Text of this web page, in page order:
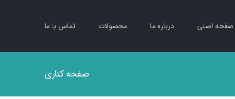
صفحه اصلی درباره ما محصولات تماس با ما
صفحه کناری